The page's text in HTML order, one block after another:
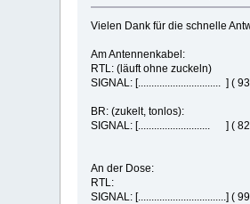
Vielen Dank für die schnelle
Am Antennenkabel:
RTL: (läuft ohne zuckeln)
SIGNAL: [............................... ]
BR: (zukelt, tonlos):
SIGNAL: [........................... ] (
An der Dose:
RTL:
SIGNAL: [.................................]